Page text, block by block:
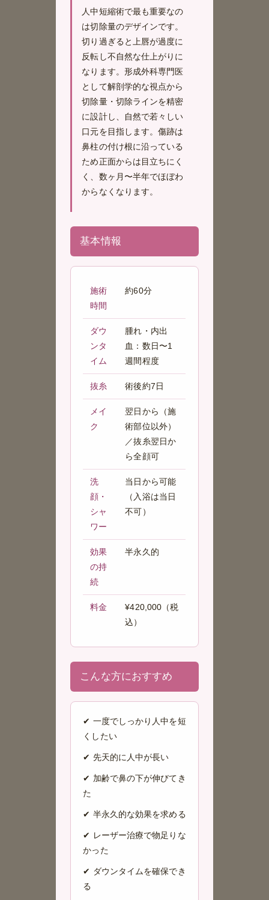
人中短縮術で最も重要なの
は切除量のデザインです。
切り過ぎると上唇が過度に
反転し不自然な仕上がりに
なります。形成外科専門医
として解剖学的な視点から
切除量・切除ラインを精密
に設計し、自然で若々しい
口元を目指します。傷跡は
鼻柱の付け根に沿っている
ため正面からは目立ちにく
く、数ヶ月〜半年でほぼわ
からなくなります。
基本情報
施術
時間
約60分
ダウ
ンタ
イム
腫れ・内出
血：数日〜1
週間程度
抜糸 術後約7日
メイ
ク
翌日から（施
術部位以外）
／抜糸翌日か
ら全顔可
洗
顔・
シャ
ワー
当日から可能
（入浴は当日
不可）
効果
の持
続
半永久的
料金
¥420,000（税
込）
こんな方におすすめ
✔ 一度でしっかり人中を短
くしたい
✔ 先天的に人中が長い
✔ 加齢で鼻の下が伸びてき
た
✔ 半永久的な効果を求める
✔ レーザー治療で物足りな
かった
✔ ダウンタイムを確保でき
る